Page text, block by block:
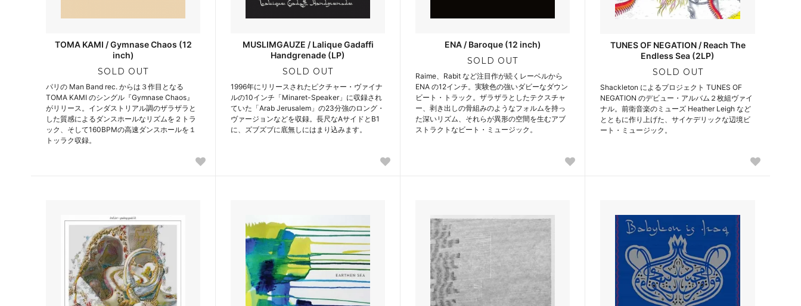
TOMA KAMI / Gymnase Chaos (12
inch)
SOLD OUT
パリの Man Band rec. からは３作目となる
TOMA KAMI のシングル『Gymnase Chaos』
がリリース。インダストリアル調のザラザラと
した質感によるダンスホールなリズムを２トラ
ック、そして160BPMの高速ダンスホールを１
トッラク収録。
MUSLIMGAUZE / Lalique Gadaffi
Handgrenade (LP)
SOLD OUT
1996年にリリースされたピクチャー・ヴァイナ
ルの10インチ「Minaret-Speaker」に収録され
ていた「Arab Jerusalem」の23分強のロング・
ヴァージョンなどを収録。長尺なAサイドとB1
に、ズブズブに底無しにはまり込みます。
ENA / Baroque (12 inch)
SOLD OUT
Raime、Rabit など注目作が続くレーベルから
ENA の12インチ。実験色の強いダビーなダウン
ビート・トラック。ザラザラとしたテクスチャ
ー、剥き出しの骨組みのようなフォルムを持っ
た深いリズム、それらが異形の空間を生むアブ
ストラクトなビート・ミュージック。
TUNES OF NEGATION / Reach The
Endless Sea (2LP)
SOLD OUT
Shackleton によるプロジェクト TUNES OF
NEGATION のデビュー・アルバム２枚組ヴァイ
ナル。前衛音楽のミューズ Heather Leigh など
とともに作り上げた、サイケデリックな辺境ビ
ート・ミュージック。